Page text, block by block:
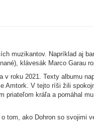
muzikantov. Napríklad aj
klávesák Marco Garau
v roku 2021. Texty albumu
Amtork. V tejto ríši žili
priateľom kráľa a pomáhal
tom, ako Dohron so svojimi